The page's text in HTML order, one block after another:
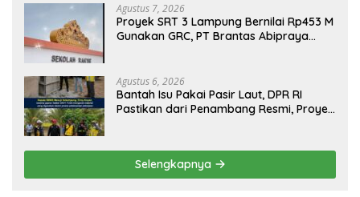
Agustus 7, 2026
Proyek SRT 3 Lampung Bernilai Rp453 M
Gunakan GRC, PT Brantas Abipraya
Agustus 6, 2026
Bantah Isu Pakai Pasir Laut, DPR RI
Pastikan dari Penambang Resmi, Proyek
Selengkapnya